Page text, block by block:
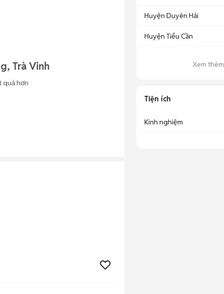
Trà Vinh
quả hơn
Huyện Duyên Hải
Huyện Tiểu Cần
Xem thêm
Tiện ích
Kinh nghiệm